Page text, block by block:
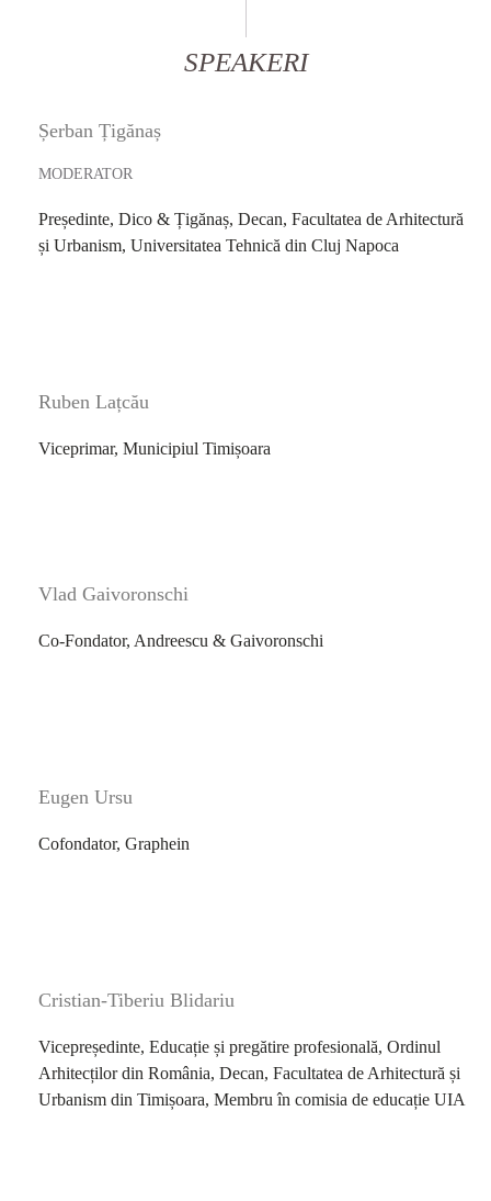
SPEAKERI
Șerban Țigănaș
MODERATOR
Președinte, Dico & Țigănaș, Decan, Facultatea de Arhitectură
și Urbanism, Universitatea Tehnică din Cluj Napoca
Ruben Lațcău
Viceprimar, Municipiul Timișoara
Vlad Gaivoronschi
Co-Fondator, Andreescu & Gaivoronschi
Eugen Ursu
Cofondator, Graphein
Cristian-Tiberiu Blidariu
Vicepreședinte, Educație și pregătire profesională, Ordinul
Arhitecților din România, Decan, Facultatea de Arhitectură și
Urbanism din Timișoara, Membru în comisia de educație UIA